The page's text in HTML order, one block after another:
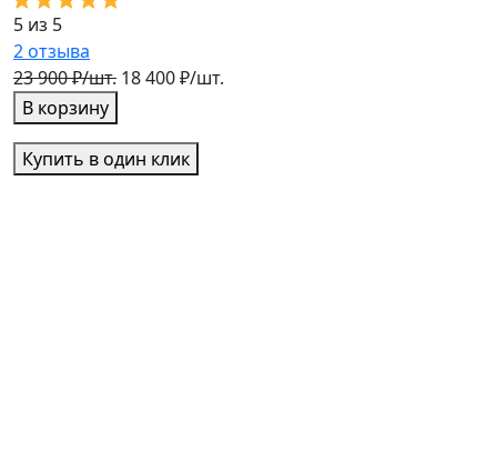
5 из 5
2отзыва
23 900 ₽/шт. 18 400 ₽/шт.
В корзину
Купить в один клик